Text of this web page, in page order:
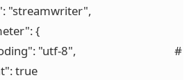
"streamwriter",
{
"utf-8",					# 编码
true